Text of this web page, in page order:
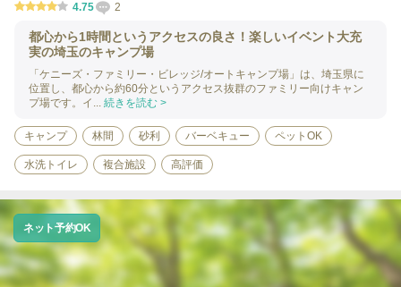
4.75 2
都心から1時間というアクセスの良さ！楽しいイベント大充
実の埼玉のキャンプ場
「ケニーズ・ファミリー・ビレッジ/オートキャンプ場」は、埼玉県に
位置し、都心から約60分というアクセス抜群のファミリー向けキャン
プ場です。イ... 続きを読む >
キャンプ 林間 砂利 バーベキュー ペットOK
水洗トイレ 複合施設 高評価
ネット予約OK